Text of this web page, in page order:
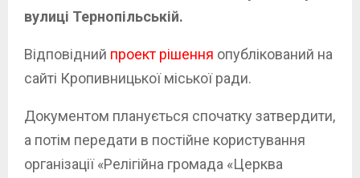
вулиці Тернопільській.
Відповідний проект рішення опублікований на
сайті Кропивницької міської ради.
Документом планується спочатку затвердити,
а потім передати в постійне користування
організації «Релігійна громада «Церква